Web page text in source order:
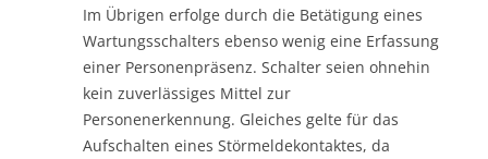
Im Übrigen erfolge durch die Betätigung eines
Wartungsschalters ebenso wenig eine Erfassung
einer Personenpräsenz. Schalter seien ohnehin
kein zuverlässiges Mittel zur
Personenerkennung. Gleiches gelte für das
Aufschalten eines Störmeldekontaktes, da